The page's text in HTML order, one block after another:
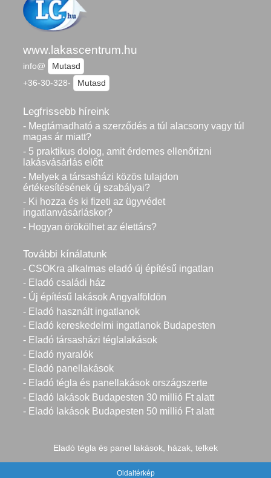
www.lakascentrum.hu
info@
Mutasd
+36-30-328-
Mutasd
Legfrissebb híreink
- Megtámadható a szerződés a túl alacsony vagy túl
magas ár miatt?
- 5 praktikus dolog, amit érdemes ellenőrizni
lakásvásárlás előtt
- Melyek a társasházi közös tulajdon
értékesítésének új szabályai?
- Ki hozza és ki fizeti az ügyvédet
ingatlanvásárláskor?
- Hogyan örökölhet az élettárs?
További kínálatunk
- CSOKra alkalmas eladó új építésű ingatlan
- Eladó családi ház
- Új építésű lakások Angyalföldön
- Eladó használt ingatlanok
- Eladó kereskedelmi ingatlanok Budapesten
- Eladó társasházi téglalakások
- Eladó nyaralók
- Eladó panellakások
- Eladó tégla és panellakások országszerte
- Eladó lakások Budapesten 30 millió Ft alatt
- Eladó lakások Budapesten 50 millió Ft alatt
Eladó tégla és panel lakások, házak, telkek
Oldaltérkép